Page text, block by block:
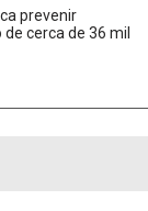
prevenir
cerca de 36 mil